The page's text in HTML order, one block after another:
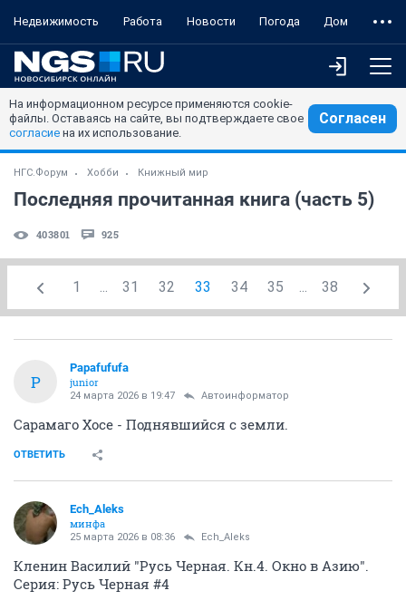
Недвижимость Работа Новости Погода Дом
На информационном ресурсе применяются cookie-
файлы. Оставаясь на сайте, вы подтверждаете свое
согласие на их использование.
Согласен
НГС.Форум Хобби Книжный мир
Последняя прочитанная книга (часть 5)
403801 925
1 ... 31 32 33 34 35 ... 38
P
Papafufufa
junior
24 марта 2026 в 19:47 Автоинформатор
Сарамаго Хосе - Поднявшийся с земли.
ОТВЕТИТЬ
Ech_Aleks
минфа
25 марта 2026 в 08:36 Ech_Aleks
Кленин Василий "Русь Черная. Кн.4. Окно в Азию".
Серия: Русь Черная #4